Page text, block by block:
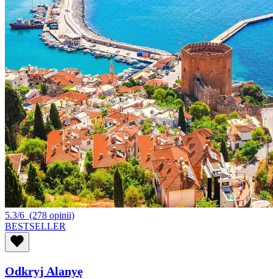
5.3/6 (278 opinii)
BESTSELLER
Odkryj Alanyę